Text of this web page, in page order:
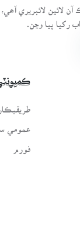
رکيا پيا وڃن.
طريقيڪار
عمومي
فورم